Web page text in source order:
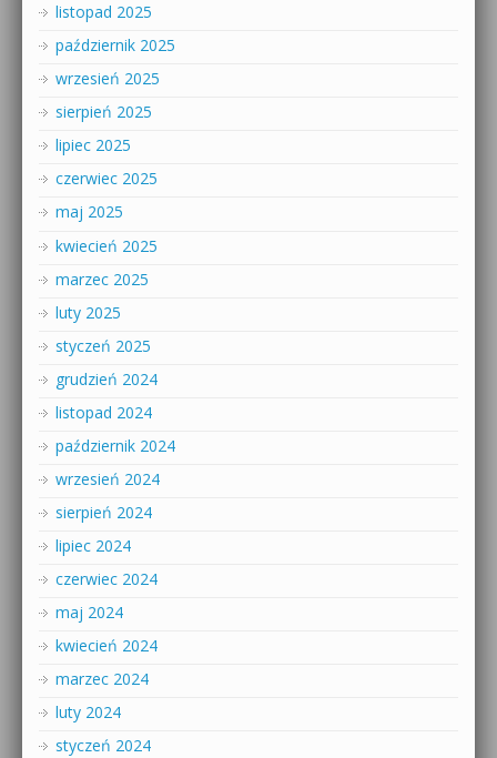
listopad 2025
październik 2025
wrzesień 2025
sierpień 2025
lipiec 2025
czerwiec 2025
maj 2025
kwiecień 2025
marzec 2025
luty 2025
styczeń 2025
grudzień 2024
listopad 2024
październik 2024
wrzesień 2024
sierpień 2024
lipiec 2024
czerwiec 2024
maj 2024
kwiecień 2024
marzec 2024
luty 2024
styczeń 2024